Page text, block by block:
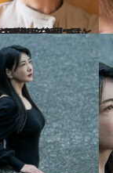
と…」渡辺満里奈が“母との同居”に思うこと